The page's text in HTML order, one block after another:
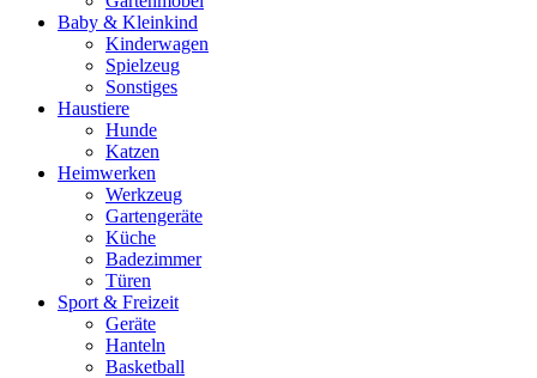
Baby & Kleinkind
Kinderwagen
Spielzeug
Sonstiges
Haustiere
Hunde
Katzen
Heimwerken
Werkzeug
Gartengeräte
Küche
Badezimmer
Türen
Sport & Freizeit
Geräte
Hanteln
Basketball